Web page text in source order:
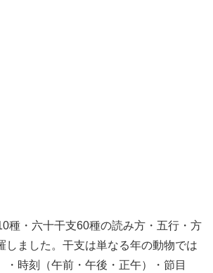
種・六十干支60種の読み方・五行・方
しました。干支は単なる年の動物では
・時刻（午前・午後・正午）・節目